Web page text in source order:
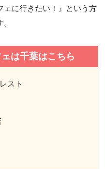
ェに行きたい！』という方
は千葉はこちら
スト